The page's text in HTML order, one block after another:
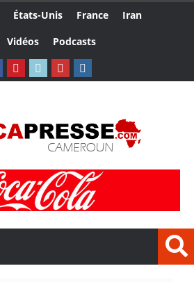
États-Unis France
Iran
Vidéos Podcasts